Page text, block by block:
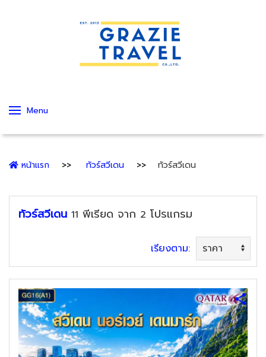
Menu
หน้าแรก ทัวร์สวีเดน ทัวร์สวีเดน
ทัวร์สวีเดน 11 พีเรียด จาก 2 โปรแกรม
เรียงตาม: